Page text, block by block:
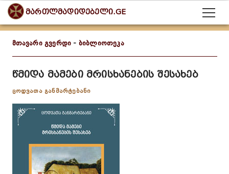
მართლმადიდებელი.GE
მთავარი გვერდი - ბიბლიოთეკა
წმიდა მამები მრისხანების შესახებ
ცოდვათა განმარტებანი